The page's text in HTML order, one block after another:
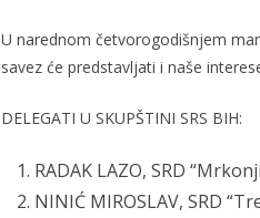
U narednom četvorogodišnjem
savez će predstavljati i naše
DELEGATI U SKUPŠTINI SRS BIH:
RADAK LAZO, SRD
NINIĆ MIROSLAV, SRD